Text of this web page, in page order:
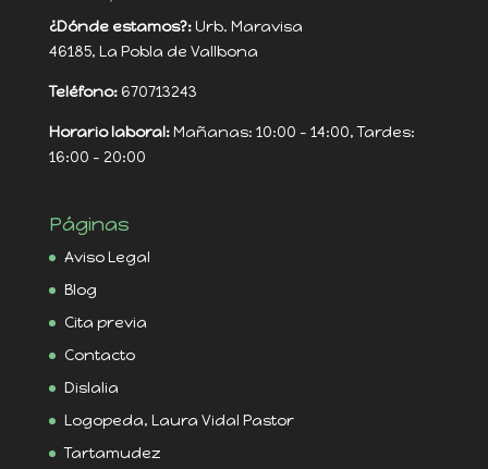
¿Dónde estamos?:Urb. Maravisa
46185, La Pobla de Vallbona
Teléfono:670713243
Horario laboral:Mañanas: 10:00 - 14:00, Tardes:
16:00 - 20:00
Páginas
Aviso Legal
Blog
Cita previa
Contacto
Dislalia
Logopeda, Laura Vidal Pastor
Tartamudez